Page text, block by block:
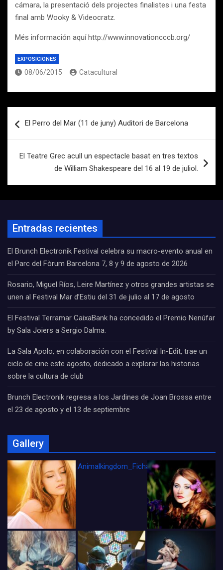
cámara, la presentació dels projectes finalistes i una festa
final amb Wooky & Videocratz.
Més información aquí http://www.innovationcccb.org/
EXPOSICIONES
08/06/2015 Catacultural
de
El Perro del Mar (11 de juny) Auditori de Barcelona
El Teatre Grec acull un espectacle basat en tres textos
de William Shakespeare del 16 al 19 de juliol.
Entradas recientes
El Brunch Electronik Festival celebra su macro-evento anual en
el Parc del Fòrum Barcelona 7, 8 y 9 de agosto de 2026
Rosario, Miguel Ríos, Leire Martínez y otros grandes artistas se
unen al Festival Mar d’Estiu del 31 de julio al 17 de agosto
El Festival Terramar CaixaBank ha concedido el Premio Nenúfar
by Sala Joiers a Sergio Dalma.
La Sala Apolo, en colaboración con el Festival In-Edit, trae un
ciclo de cine este agosto, dedicado a explorar las historias
sobre la cultura de club
Brunch Electronik regresa a los Jardines de Joan Brossa entre
el 23 de agosto y el 13 de septiembre
Gallery
Animalkingdom_FichaCine